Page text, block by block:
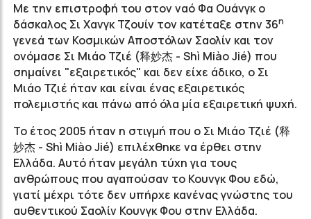
Με την επιστροφή του στον ναό Φα Ουάνγκ ο
δάσκαλος Σι Χανγκ Τζουίν τον κατέταξε στην 36η
γενεά των Κοσμικών Αποστόλων Σαολίν και τον
ονόμασε Σι Μιάο Τζιέ (释妙杰 - Shì Miào Jié) που
σημαίνει "εξαιρετικός" και δεν είχε άδικο, ο Σι
Μιάο Τζιέ ήταν και είναι ένας εξαιρετικός
πολεμιστής και πάνω από όλα μία εξαιρετική ψυχή.
To έτος 2005 ήταν η στιγμή που ο Σι Μιάο Τζιέ (释
妙杰 - Shì Miào Jié) επιλέχθηκε να έρθει στην
Ελλάδα. Αυτό ήταν μεγάλη τύχη για τους
ανθρώπους που αγαπούσαν το Κουνγκ Φου εδώ,
γιατί μέχρι τότε δεν υπήρχε κανένας γνώστης του
αυθεντικού Σαολίν Κουνγκ Φου στην Ελλάδα.